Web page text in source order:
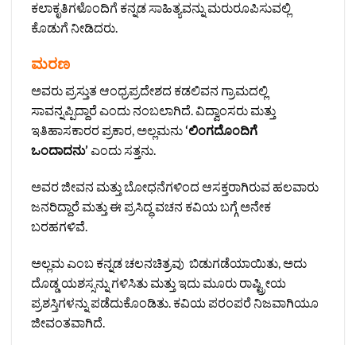
ಕಲಾಕೃತಿಗಳೊಂದಿಗೆ ಕನ್ನಡ ಸಾಹಿತ್ಯವನ್ನು ಮರುರೂಪಿಸುವಲ್ಲಿ
ಕೊಡುಗೆ ನೀಡಿದರು.
ಮರಣ
ಅವರು ಪ್ರಸ್ತುತ ಆಂಧ್ರಪ್ರದೇಶದ ಕಡಲಿವನ ಗ್ರಾಮದಲ್ಲಿ
ಸಾವನ್ನಪ್ಪಿದ್ದಾರೆ ಎಂದು ನಂಬಲಾಗಿದೆ. ವಿದ್ವಾಂಸರು ಮತ್ತು
ಇತಿಹಾಸಕಾರರ ಪ್ರಕಾರ, ಅಲ್ಲಮನು‘ಲಿಂಗದೊಂದಿಗೆ
ಒಂದಾದನು’ ಎಂದು ಸತ್ತನು.
ಅವರ ಜೀವನ ಮತ್ತು ಬೋಧನೆಗಳಿಂದ ಆಸಕ್ತರಾಗಿರುವ ಹಲವಾರು
ಜನರಿದ್ದಾರೆ ಮತ್ತು ಈ ಪ್ರಸಿದ್ಧ ವಚನ ಕವಿಯ ಬಗ್ಗೆ ಅನೇಕ
ಬರಹಗಳಿವೆ.
ಅಲ್ಲಮ ಎಂಬ ಕನ್ನಡ ಚಲನಚಿತ್ರವು ಬಿಡುಗಡೆಯಾಯಿತು, ಅದು
ದೊಡ್ಡ ಯಶಸ್ಸನ್ನು ಗಳಿಸಿತು ಮತ್ತು ಇದು ಮೂರು ರಾಷ್ಟ್ರೀಯ
ಪ್ರಶಸ್ತಿಗಳನ್ನು ಪಡೆದುಕೊಂಡಿತು. ಕವಿಯ ಪರಂಪರೆ ನಿಜವಾಗಿಯೂ
ಜೀವಂತವಾಗಿದೆ.